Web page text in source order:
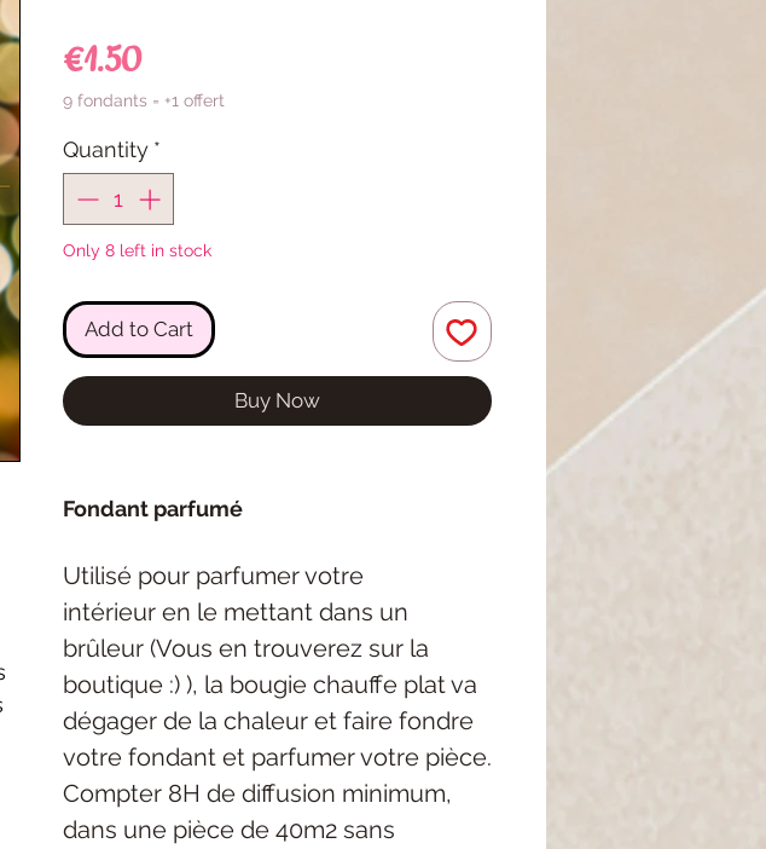
€1.50Price
9 fondants = +1 offert
Quantity *
Only 8 left in stock
Add to Cart
Buy Now
Fondant parfumé
Utilisé pour parfumer votre
intérieur en le mettant dans un
brûleur (Vous en trouverez sur la
boutique :) ), la bougie chauffe plat va
dégager de la chaleur et faire fondre
votre fondant et parfumer votre pièce.
Compter 8H de diffusion minimum,
dans une pièce de 40m2 sans